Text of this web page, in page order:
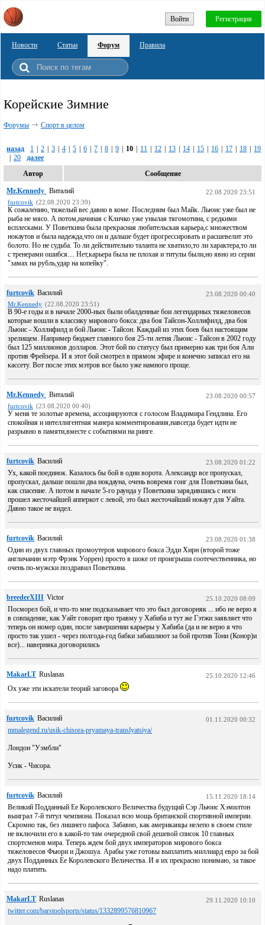
Войти Регистрация
Новости Статьи Форум Правила
Корейские Зимние
Форумы Спорт в целом
назад 1 2 3 4 5 6 7 8 9 10 11 12 13 14 15 16 17 18
19
20
далее
Автор
Сообщение
Mr.Kennedy Виталий
22.08.2020 23:51
furtcovik (22.08.2020 23:39)
К сожалению, тяжелый вес давно в коме. Последним был Майк. Льюис уже был не
рыба не мясо. А потом,начиная с Кличко уже унылая тягомотина, с редкими
всплесками. У Поветкина была прекрасная любительская карьера,с множеством
нокаутов и была надежда,что он и дальше будет прогрессировать и расшевелит это
болото. Но не судьба. То ли действительно таланта не хватило,то ли характера,то ли
с тренерами ошибся.... Нет,карьера была не плохая и титулы были,но явно из серии
"замах на рубль,удар на копейку".
furtcovik Василий
23.08.2020 00:40
Mr.Kennedy (22.08.2020 23:51)
В 90-е годы и в начале 2000-ных были обалденные бои легендарных тяжеловесов
которые вошли в классику мирового бокса: два боя Тайсон-Холлифилд, два боя
Льюис - Холлифилд и бой Льюис - Тайсон. Каждый из этих боев был настоящим
зрелищем. Например бюджет главного боя 25-ти летия Льюис - Тайсон в 2002 году
был 125 миллионов долларов. Этот бой по статусу был примерно как три боя Али
против Фрейзера. И я этот бой смотрел в прямом эфире и конечно записал его на
кассету. Вот после этих мэтров все было уже намного проще.
Mr.Kennedy Виталий
23.08.2020 00:57
furtcovik (23.08.2020 00:40)
У меня те золотые времена, ассоциируются с голосом Владимира Гендлина. Его
спокойная и интеллигентная манера комментирования,навсегда будет идти не
разрывно в памяти,вместе с событиями на ринге.
furtcovik Василий 23.08.2020 01:22
Ух, какой поединок. Казалось бы бой в одни ворота. Александр все пропускал,
пропускал, дальше пошли два нокдауна, очень вовремя гонг для Поветкина был,
как спасение. А потом в начале 5-го раунда у Поветкина зарядившись с ноги
прошел жесточайшей апперкот с левой, это был жесточайший нокаут для Уайта.
Давно такое не видел.
furtcovik Василий 23.08.2020 01:38
Один из двух главных промоутеров мирового бокса Эдди Хирн (второй тоже
англичанин мэтр Фрэнк Уоррен) просто в шоке от проигрыша соотечественника, но
очень по-мужски поздравил Поветкина.
breederXIII Victor 25.10.2020 08:09
Посморел бой, и что-то мне подсказывает что это был договорняк ... ибо не верю я
в совпадение, как Уайт говорит про травму у Хабиба и тут же Гэтжи заявляет что
теперь он номер один, после завершении карьеры у Хабиба (да и не верю я что
просто так ушел - через полгода-год бабки забашляют за бой против Тони (Конор)и
все)... наверняка договорились
MakarLT Ruslanas 25.10.2020 12:46
Ох уже эти искатели теорий заговора
furtcovik Василий 01.11.2020 00:32
mmalegend.ru/usik-chisora-pryamaya-translyatsiya/
Лондон "Уэмбли"
Усик - Чисора.
furtcovik Василий 15.11.2020 18:14
Великий Подданный Ее Королевского Величества будущий Сэр Льюис Хэмилтон
выиграл 7-й титул чемпиона. Показал всю мощь британской спортивной империи.
Скромно так, без лишнего пафоса. Забавно, как американцы нелепо в своем стиле
не включили его в какой-то там очередной свой дешевой список 10 главных
спортсменов мира. Теперь ждем бой двух императоров мирового бокса
тяжеловесов Фьюри и Джошуа. Арабы уже готовы выплатить миллиард евро за бой
двух Подданных Ее Королевского Величества. И я их прекрасно понимаю, за такое
надо платить.
MakarLT Ruslanas 29.11.2020 10:10
twitter.com/barstoolsports/status/1332899576810967